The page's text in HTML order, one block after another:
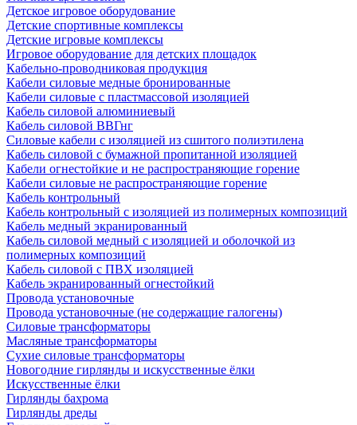
Детское игровое оборудование
Детские спортивные комплексы
Детские игровые комплексы
Игровое оборудование для детских площадок
Кабельно-проводниковая продукция
Кабели силовые медные бронированные
Кабели силовые с пластмассовой изоляцией
Кабель силовой алюминиевый
Кабель силовой ВВГнг
Силовые кабели с изоляцией из сшитого полиэтилена
Кабель силовой с бумажной пропитанной изоляцией
Кабели огнестойкие и не распространяющие горение
Кабели силовые не распространяющие горение
Кабель контрольный
Кабель контрольный с изоляцией из полимерных композиций
Кабель медный экранированный
Кабель силовой медный с изоляцией и оболочкой из
полимерных композиций
Кабель силовой с ПВХ изоляцией
Кабель экранированный огнестойкий
Провода установочные
Провода установочные (не содержащие галогены)
Силовые трансформаторы
Масляные трансформаторы
Сухие силовые трансформаторы
Новогодние гирлянды и искусственные ёлки
Искусственные ёлки
Гирлянды бахрома
Гирлянды дреды